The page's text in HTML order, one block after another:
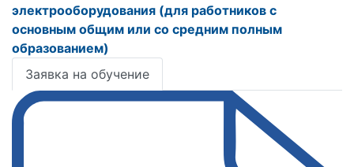
электрооборудования (для работников с
основным общим или со средним полным
образованием)
Заявка на обучение